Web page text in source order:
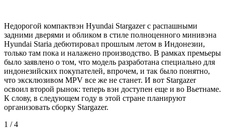
Недорогой компактвэн Hyundai Stargazer с распашными
задними дверями и обликом в стиле полноценного минивэна
Hyundai Staria дебютировал прошлым летом в Индонезии,
только там пока и налажено производство. В рамках премьеры
было заявлено о том, что модель разработана специально для
индонезийских покупателей, впрочем, и так было понятно,
что эксклюзивом MPV все же не станет. И вот Stargazer
освоил второй рынок: теперь вэн доступен еще и во Вьетнаме.
К слову, в следующем году в этой стране планируют
организовать сборку Stargazer.
1 / 4